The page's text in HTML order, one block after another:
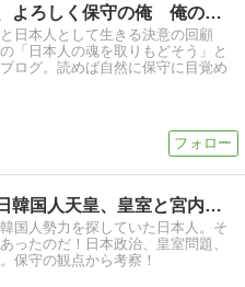
あばよ左派の俺、よろしく保守の俺 俺の自虐史観脱出記
日本人として生きる決意の回顧
「日本人の魂を取りもどそう」と
ログ。読めば自然に保守に目覚め
【闇の政府】反日韓国人天皇、皇室と宮内庁の省庁OB達
国人勢力を探していた日本人。そ
ったのだ！日本政治、皇室問題、
保守の観点から考察！